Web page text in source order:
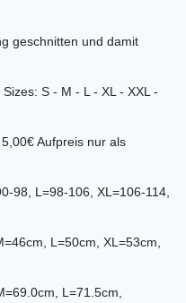
geschnitten und damit
S - M - L - XL - XXL -
Aufpreis nur als
98, L=98-106, XL=106-114,
L=50cm, XL=53cm,
L=71.5cm,